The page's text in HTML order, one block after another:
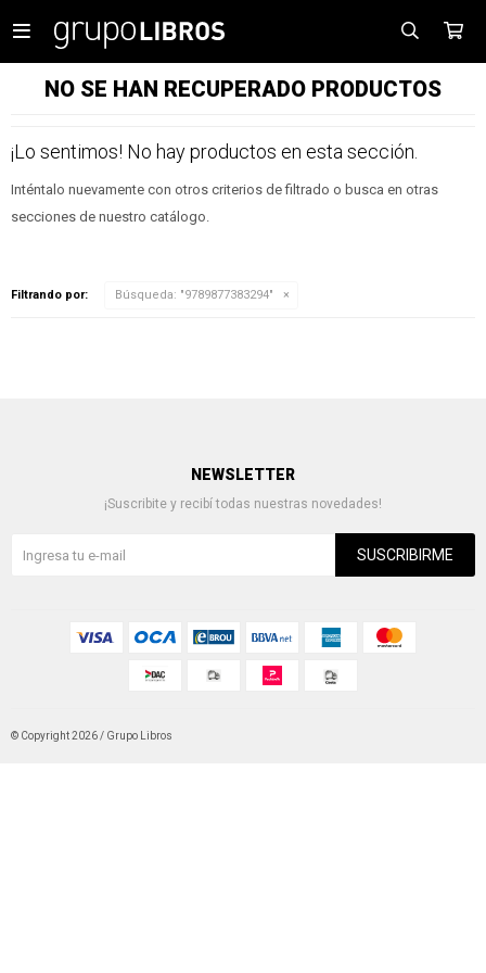

NO SE HAN RECUPERADO PRODUCTOS
¡Lo sentimos! No hay productos en esta sección.
Inténtalo nuevamente con otros criterios de filtrado o busca en otras
secciones de nuestro catálogo.
Filtrando por: Búsqueda: "9789877383294"
NEWSLETTER
¡Suscribite y recibí todas nuestras novedades!
SUSCRIBIRME
© Copyright 2026 / Grupo Libros